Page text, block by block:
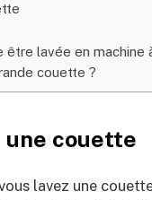
lavée en machine
couette ?
couette
lavez une